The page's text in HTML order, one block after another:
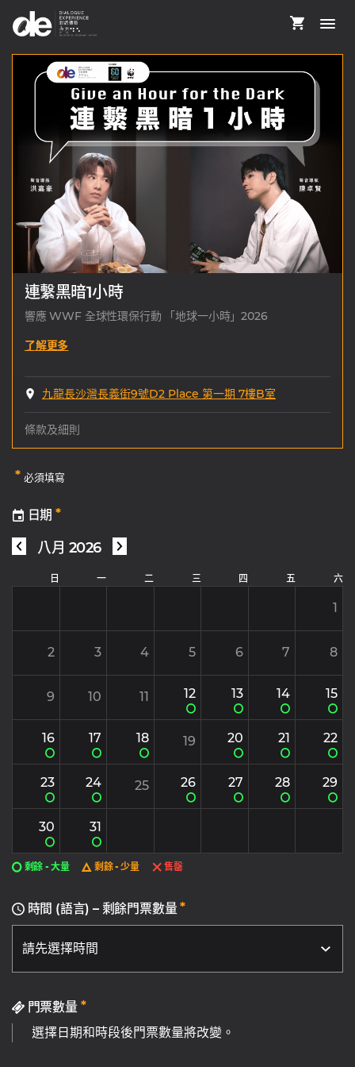
連繫黑暗1小時
響應 WWF 全球性環保行動 「地球一小時」2026
了解更多
九龍長沙灣長義街9號D2 Place 第一期 7樓B室
條款及細則
* 必須填寫
日期*
八月 2026
日 一 二 三 四 五 六
1
2 3 4 5 6 7 8
9 10 11 12 13 14 15
16 17 18 19 20 21 22
23 24 25 26 27 28 29
30 31
剩餘 - 大量 剩餘 - 少量 售罄
時間 (語言) – 剩餘門票數量*
門票數量 *
選擇日期和時段後門票數量將改變。